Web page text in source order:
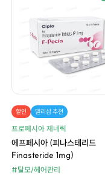
할인 델리샵 추천
프로페시아 제네릭
에프페시아 (피나스테리드
Finasteride 1mg)
#탈모/헤어관리